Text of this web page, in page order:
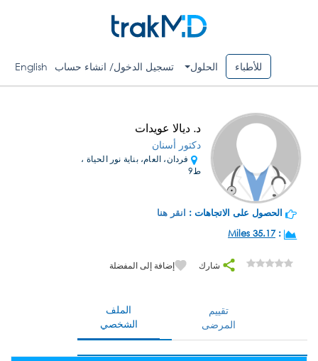
للأطباء الحلول تسجيل الدخول/ انشاء حساب English
د. ديالا عويدات
دكتور أسنان
فردان، العام، بناية نور الحياة ،
ط9
الحصول على الاتجاهات : انقر هنا
:
35.17 Miles
شارك إضافة إلى المفضلة
الملف
الشخصي
تقييم
المرضى